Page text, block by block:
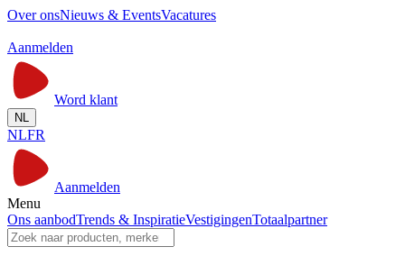
Over onsNieuws & EventsVacatures
Aanmelden
Word klant
NL
NLFR
Aanmelden
Menu
Ons aanbodTrends & InspiratieVestigingenTotaalpartner